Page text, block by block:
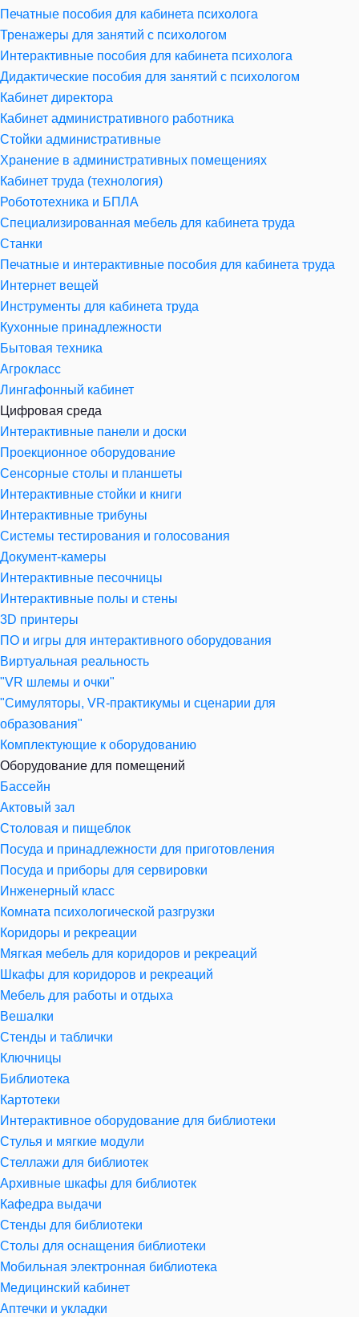
Печатные пособия для кабинета психолога
Тренажеры для занятий с психологом
Интерактивные пособия для кабинета психолога
Дидактические пособия для занятий с психологом
Кабинет директора
Кабинет административного работника
Стойки административные
Хранение в административных помещениях
Кабинет труда (технология)
Робототехника и БПЛА
Специализированная мебель для кабинета труда
Станки
Печатные и интерактивные пособия для кабинета труда
Интернет вещей
Инструменты для кабинета труда
Кухонные принадлежности
Бытовая техника
Агрокласс
Лингафонный кабинет
Цифровая среда
Интерактивные панели и доски
Проекционное оборудование
Сенсорные столы и планшеты
Интерактивные стойки и книги
Интерактивные трибуны
Системы тестирования и голосования
Документ-камеры
Интерактивные песочницы
Интерактивные полы и стены
3D принтеры
ПО и игры для интерактивного оборудования
Виртуальная реальность
"VR шлемы и очки"
"Симуляторы, VR-практикумы и сценарии для
образования"
Комплектующие к оборудованию
Оборудование для помещений
Бассейн
Актовый зал
Столовая и пищеблок
Посуда и принадлежности для приготовления
Посуда и приборы для сервировки
Инженерный класс
Комната психологической разгрузки
Коридоры и рекреации
Мягкая мебель для коридоров и рекреаций
Шкафы для коридоров и рекреаций
Мебель для работы и отдыха
Вешалки
Стенды и таблички
Ключницы
Библиотека
Картотеки
Интерактивное оборудование для библиотеки
Стулья и мягкие модули
Стеллажи для библиотек
Архивные шкафы для библиотек
Кафедра выдачи
Стенды для библиотеки
Столы для оснащения библиотеки
Мобильная электронная библиотека
Медицинский кабинет
Аптечки и укладки